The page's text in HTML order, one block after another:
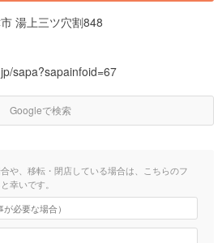
湯上三ツ穴割848
sapa?sapainfoid=67
Googleで検索
や、移転・閉店している場合は、こちらのフ
幸いです。